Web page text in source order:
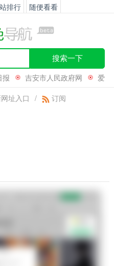
排行 随便看看
搜索一下
报 吉安市人民政府网
爱
址入口 / 订阅